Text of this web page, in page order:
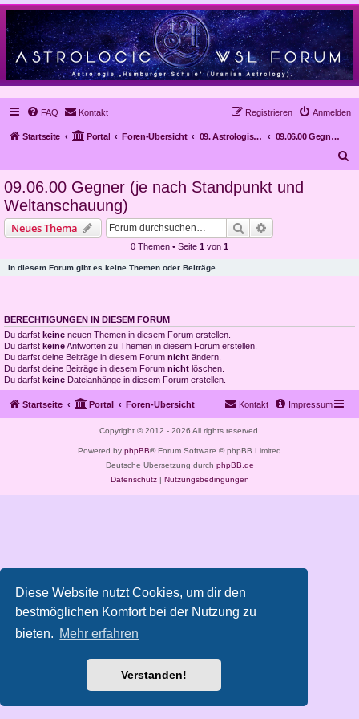
Diese Website nutzt Cookies, um dir den
bestmöglichen Komfort bei der Nutzung zu
bieten. Mehr erfahren
Verstanden!
FAQ Kontakt Anmelden
Registrieren
Startseite Portal Foren-Übersicht 09. Astrologische Methoden und Kritik an der Astrologie
09.06.00 Gegner (je nach Standpunkt und Weltanschauung)
09.06.00 Gegner (je nach Standpunkt und
Weltanschauung)
Neues Thema Suche
0 Themen • Seite 1 von 1
In diesem Forum gibt es keine Themen oder Beiträge.
BERECHTIGUNGEN IN DIESEM FORUM
Du darfst keine neuen Themen in diesem Forum erstellen.
Du darfst keineAntworten zu Themen in diesem Forum erstellen.
Du darfst deine Beiträge in diesem Forum nicht ändern.
Du darfst deine Beiträge in diesem Forum nicht löschen.
Du darfst keine Dateianhänge in diesem Forum erstellen.
Startseite Portal Foren-Übersicht Impressum
Kontakt
Copyright © 2012 - 2026 All rights reserved.
Powered by phpBB® Forum Software © phpBB Limited
Deutsche Übersetzung durch phpBB.de
Datenschutz| Nutzungsbedingungen